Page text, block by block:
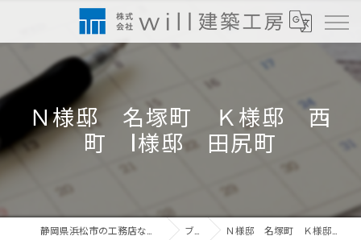
Ｎ様邸 名塚町 Ｋ様邸 西
町 I様邸 田尻町
ブログ Ｎ様邸 名塚町 Ｋ様邸 西町 I様邸 田尻町